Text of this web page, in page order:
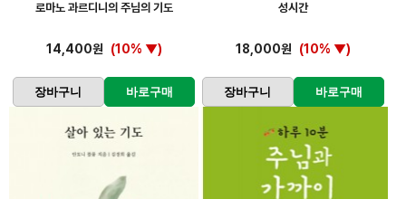
로마노 과르디니의 주님의 기도
14,400원 (10% ▼)
장바구니 바로구매
성시간
18,000원 (10% ▼)
장바구니 바로구매